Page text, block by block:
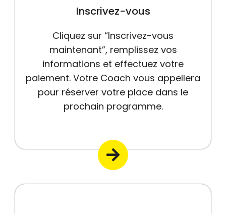
Inscrivez-vous
Cliquez sur “Inscrivez-vous
maintenant”, remplissez vos
informations et effectuez votre
paiement. Votre Coach vous appellera
pour réserver votre place dans le
prochain programme.